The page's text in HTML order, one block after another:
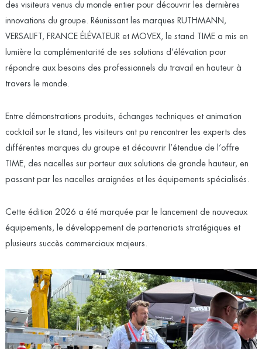
des visiteurs venus du monde entier pour découvrir les dernières
innovations du groupe. Réunissant les marques RUTHMANN,
VERSALIFT, FRANCE ÉLÉVATEUR et MOVEX, le stand TIME a mis en
lumière la complémentarité de ses solutions d’élévation pour
répondre aux besoins des professionnels du travail en hauteur à
travers le monde.
Entre démonstrations produits, échanges techniques et animation
cocktail sur le stand, les visiteurs ont pu rencontrer les experts des
différentes marques du groupe et découvrir l’étendue de l’offre
TIME, des nacelles sur porteur aux solutions de grande hauteur, en
passant par les nacelles araignées et les équipements spécialisés.
Cette édition 2026 a été marquée par le lancement de nouveaux
équipements, le développement de partenariats stratégiques et
plusieurs succès commerciaux majeurs.